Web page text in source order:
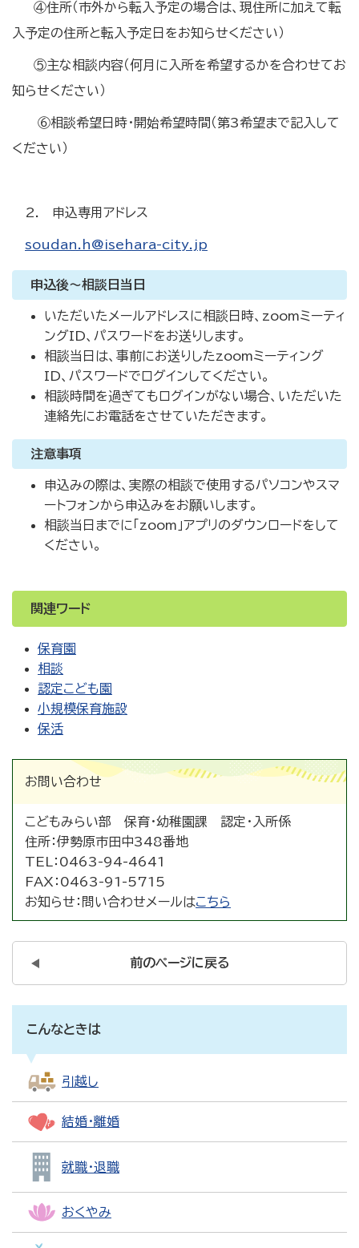
④住所（市外から転入予定の場合は、現住所に加えて転
入予定の住所と転入予定日をお知らせください）
⑤主な相談内容（何月に入所を希望するかを合わせてお
知らせください）
⑥相談希望日時・開始希望時間（第3希望まで記入して
ください）
2. 申込専用アドレス
soudan.h@isehara-city.jp
申込後～相談日当日
いただいたメールアドレスに相談日時、zoomミーティ
ングID、パスワードをお送りします。
相談当日は、事前にお送りしたzoomミーティング
ID、パスワードでログインしてください。
相談時間を過ぎてもログインがない場合、いただいた
連絡先にお電話をさせていただきます。
注意事項
申込みの際は、実際の相談で使用するパソコンやスマ
ートフォンから申込みをお願いします。
相談当日までに「zoom」アプリのダウンロードをして
ください。
関連ワード
保育園
相談
認定こども園
小規模保育施設
保活
お問い合わせ
こどもみらい部 保育・幼稚園課 認定・入所係
住所：伊勢原市田中348番地
TEL： 0463-94-4641
FAX： 0463-91-5715
お知らせ： 問い合わせメールはこちら
前のページに戻る
こんなときは
引越し
結婚・離婚
就職・退職
おくやみ